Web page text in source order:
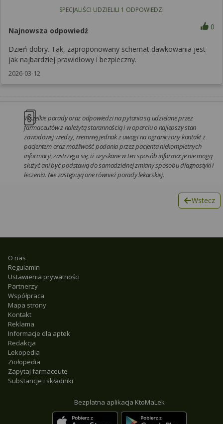
SPECJALIŚCI UDZIELILI 1 ODPOWIEDZI
Najnowsza odpowiedź 0
Dzień dobry. Tak, zaproponowany schemat dawkowania jest
jak najbardziej prawidłowy i bezpieczny.
2026-03-12
Wszelkie porady oraz odpowiedzi na pytania są udzielane przez
farmaceutów z należytą starannością i w oparciu o najlepszy stan
zawodowej wiedzy, niemniej jednak z uwagi na ograniczony kontakt z
pacjentem oraz możliwość podania przez pacjenta niekompletnych
informacji, zastrzega się, iż uzyskane w ten sposób informacje nie mogą
służyć ani być podstawą do samodzielnej zmiany sposobu diagnostyki i
leczenia. Nie zastępują one również porady lekarskiej.
Wstecz
O nas
Regulamin
Ustawienia prywatności
Partnerzy
Współpraca
Mapa strony
Kontakt
Reklama
Informacje dla aptek
Redakcja
Lekopedia
Ziołopedia
Zapytaj farmaceutę
Substancje i składniki
Bezpłatna aplikacja KtoMaLek